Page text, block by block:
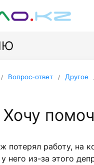
Вопрос-ответ Другое
Хочу
потерял работу, на
него из-за этого